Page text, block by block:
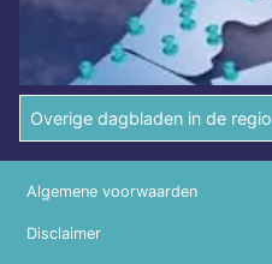
Overige dagbladen in de regio
Algemene voorwaarden
Disclaimer